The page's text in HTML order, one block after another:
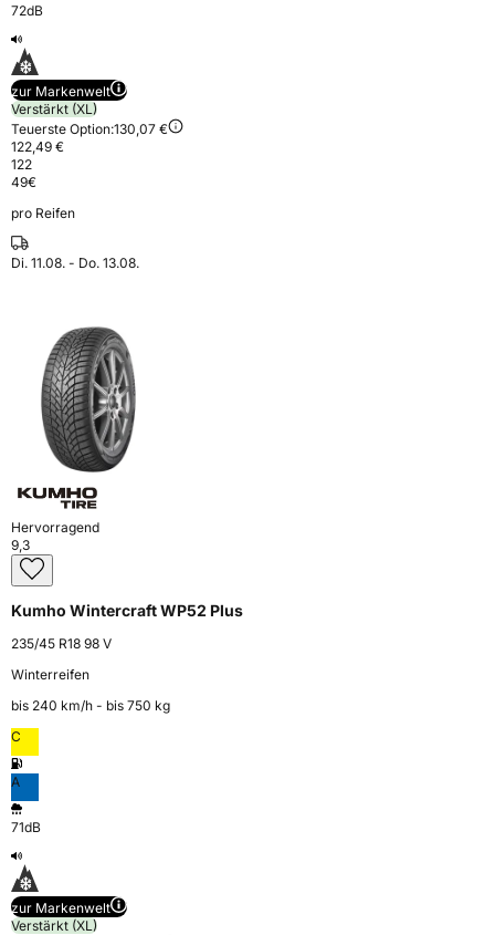
72dB
zur Markenwelt
Verstärkt (XL)
Teuerste Option:130,07 €
122,49 €
122
49€
pro Reifen
Di. 11.08. - Do. 13.08.
Hervorragend
9,3
Kumho Wintercraft WP52 Plus
235/45 R18 98 V
Winterreifen
bis 240 km⁠/⁠h - bis 750 kg
C
A
71dB
zur Markenwelt
Verstärkt (XL)